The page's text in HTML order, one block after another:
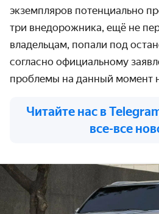
экземпляров потенциально
три внедорожника, ещё не
владельцам, попали под
согласно официальному
проблемы на данный момент
Читайте нас в
все-все